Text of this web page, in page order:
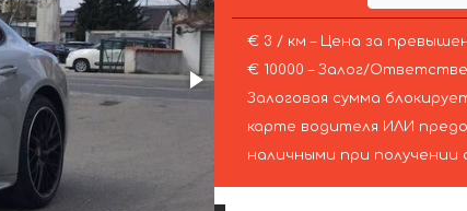
€ 3 / км – Цена за
€ 10000 – Залог/
Залоговая сумма
карте водителя ИЛИ
наличными при получении